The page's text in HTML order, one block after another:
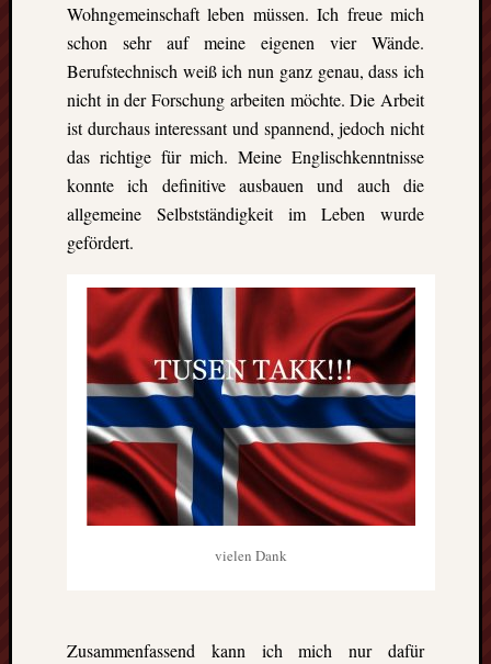
Wohngemeinschaft leben müssen. Ich freue mich
schon sehr auf meine eigenen vier Wände.
Berufstechnisch weiß ich nun ganz genau, dass ich
nicht in der Forschung arbeiten möchte. Die Arbeit
ist durchaus interessant und spannend, jedoch nicht
das richtige für mich. Meine Englischkenntnisse
konnte ich definitive ausbauen und auch die
allgemeine Selbstständigkeit im Leben wurde
gefördert.
vielen Dank
Zusammenfassend kann ich mich nur dafür